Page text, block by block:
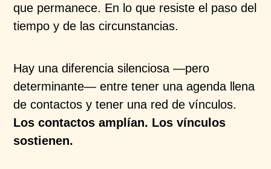
que permanece. En lo que resiste el paso del
tiempo y de las circunstancias.
Hay una diferencia silenciosa —pero
determinante— entre tener una agenda llena
de contactos y tener una red de vínculos.
Los contactos amplían. Los vínculos
sostienen.